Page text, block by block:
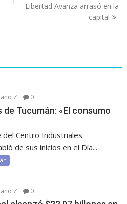
Libertad Avanza arrasó en la
capital
Z 0
Tucumán: «El consumo
Centro Industriales
de sus inicios en el Día...
Z 0